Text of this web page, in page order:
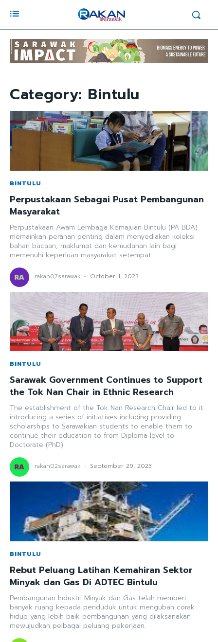
Category: Bintulu
BINTULU
Perpustakaan Sebagai Pusat Pembangunan
Masyarakat
Perpustakaan Awam Lembaga Kemajuan Bintulu (PA BDA)
memainkan peranan penting dalam menyediakan koleksi
bahan bacaan, maklumat dan kemudahan lain bagi
memenuhi keperluan masyarakat setempat.
rakan07sarawak - October 1, 2023
BINTULU
Sarawak Government Continues to Support
the Tok Nan Chair in Ethnic Research
The establishment of the Tok Nan Research Chair led to it
introducing a series of initiatives including providing
scholarships to Sarawakian students to enable them to
continue their education to from Diploma level to
Doctorate (PhD).
rakan02sarawak - September 29, 2023
BINTULU
Rebut Peluang Latihan Kemahiran Sektor
Minyak dan Gas Di ADTEC Bintulu
Pembangunan Industri Minyak dan Gas telah memberi
banyak ruang kepada penduduk untuk mengubah corak
hidup yang lebih baik pembangunan yang dilaksanakan
mewujudkan pelbagai peluang pekerjaan.